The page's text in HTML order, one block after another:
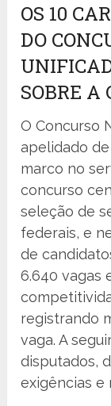
OS 10
DO
SOBRE A
O Concurso
apelidado de
marco no
concurso
seleção de
federais, e
de
6.640 vagas
registrando
vaga. A
disputados,
exigências e